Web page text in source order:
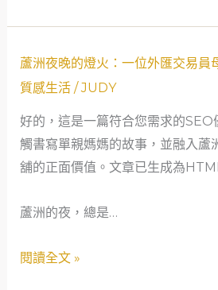
守
護
蘆洲夜晚的燈火：一位外匯交易員
質感生活/JUDY
好的，這是一篇符合您需求的SEO
觸書寫單親媽媽的故事，並融入蘆
舖的正面價值。文章已生成為
蘆洲的夜，總是…
蘆
洲
晚
的
燈
一
外
閱讀全文 »